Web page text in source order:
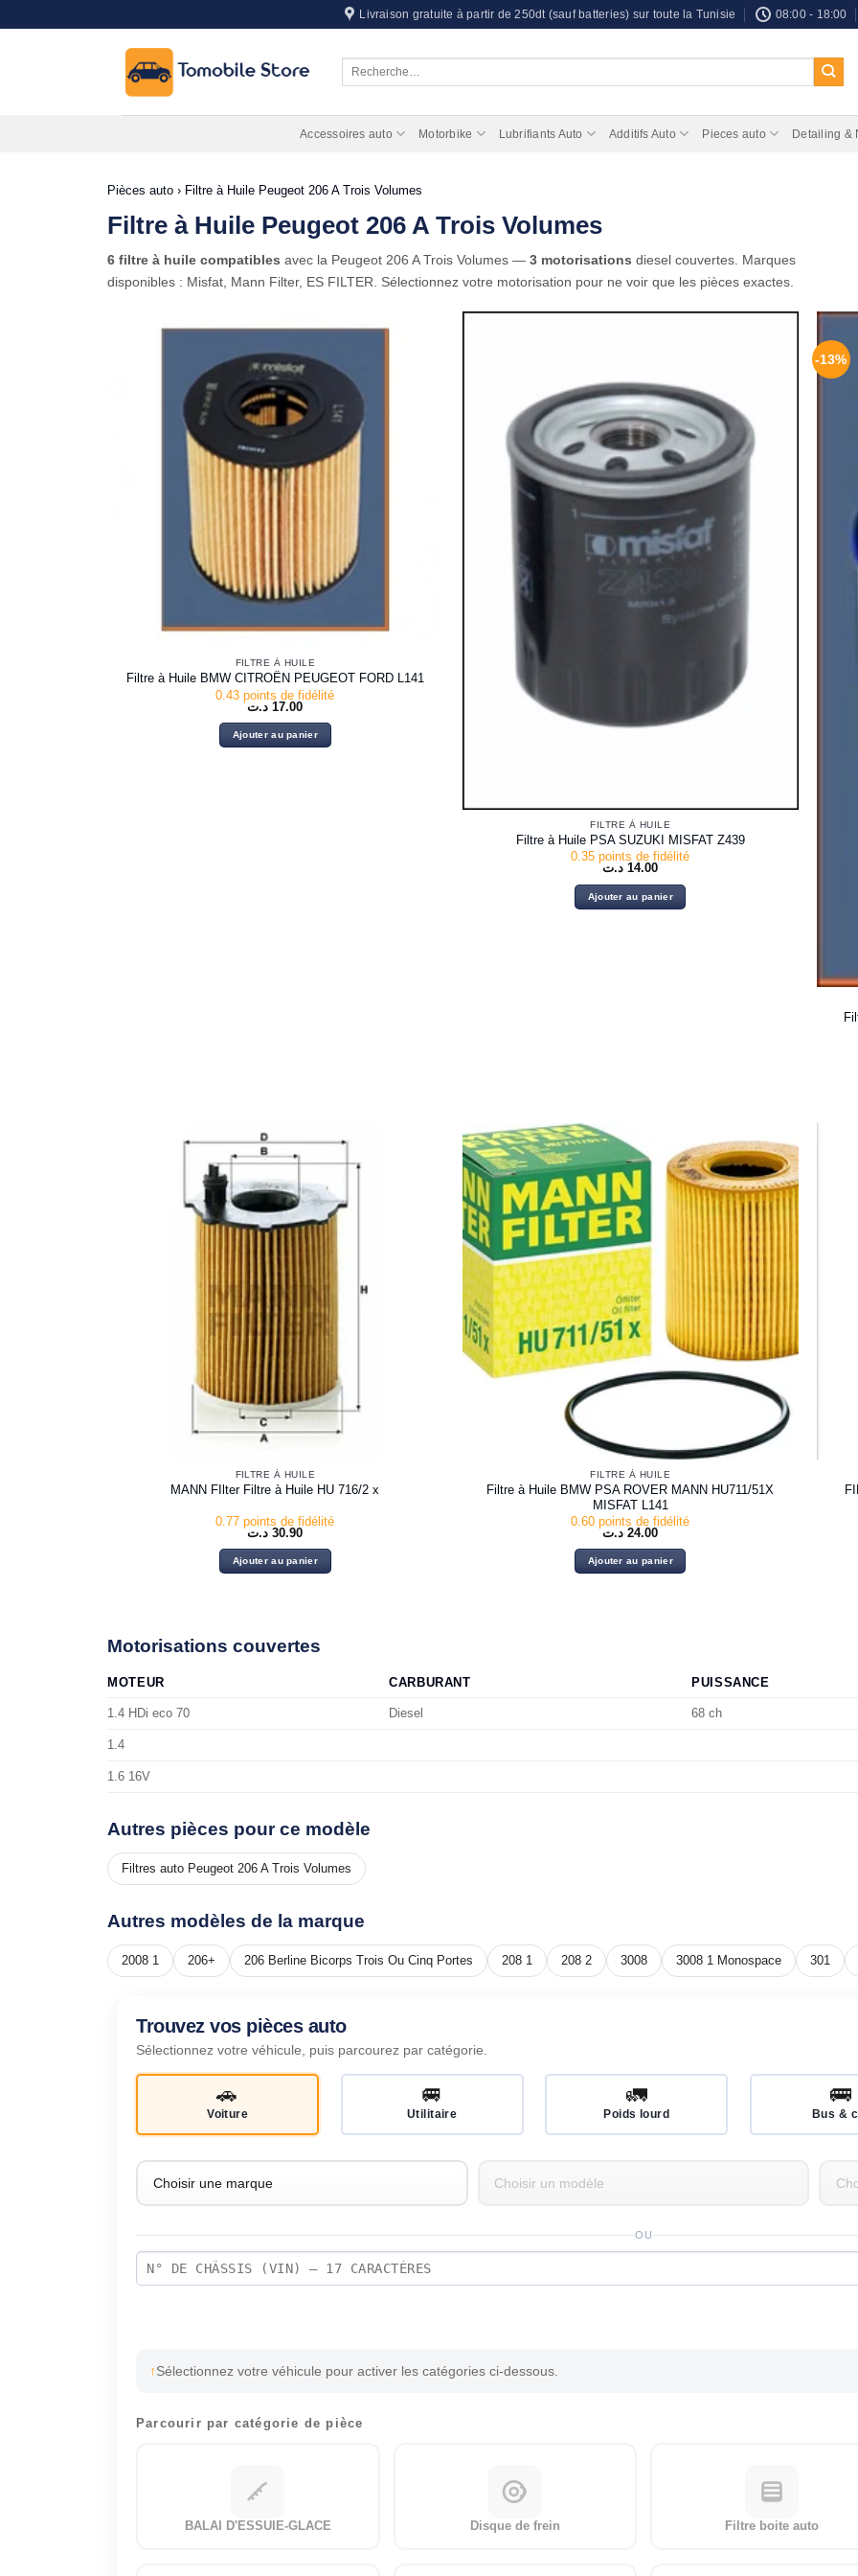
au
Livraison gratuite à partir de 250dt (sauf batteries) sur toute la Tunisie 08:00 - 18:00
Accessoires auto Motorbike Lubrifiants Auto Additifs Auto Pieces auto Detailing &
Pièces auto › Filtre à Huile Peugeot 206 A Trois Volumes
Filtre à Huile Peugeot 206 A Trois Volumes
6 filtre à huile compatibles avec la Peugeot 206 A Trois Volumes — 3 motorisations diesel couvertes. Marques
disponibles : Misfat, Mann Filter, ES FILTER. Sélectionnez votre motorisation pour ne voir que les pièces exactes.
FILTRE À HUILE
Filtre à Huile BMW CITROËN PEUGEOT FORD L141
0.43 points de fidélité
17.00 د.ت
Ajouter au panier
FILTRE À HUILE
Filtre à Huile PSA SUZUKI MISFAT Z439
0.35 points de fidélité
14.00 د.ت
Ajouter au panier
-13%
FILTRE À HUILE
MANN FIlter Filtre à Huile HU 716/2 x
0.77 points de fidélité
30.90 د.ت
Ajouter au panier
FILTRE À HUILE
Filtre à Huile BMW PSA ROVER MANN HU711/51X
MISFAT L141
0.60 points de fidélité
24.00 د.ت
Ajouter au panier
Motorisations couvertes
MOTEUR CARBURANT PUISSANCE
1.4 HDi eco 70 Diesel 68 ch
1.4
1.6 16V
Autres pièces pour ce modèle
Filtres auto Peugeot 206 A Trois Volumes
Autres modèles de la marque
2008 1 206+ 206 Berline Bicorps Trois Ou Cinq Portes 208 1 208 2 3008 3008 1 Monospace 301
Trouvez vos pièces auto
Sélectionnez votre véhicule, puis parcourez par catégorie.
🚗
Voiture
🚐
Utilitaire
🚛
Poids lourd
🚌
Bus &
OU
Sélectionnez votre véhicule pour activer les catégories ci-dessous.
Parcourir par catégorie de pièce
BALAI D'ESSUIE-GLACE Disque de frein Filtre boite auto